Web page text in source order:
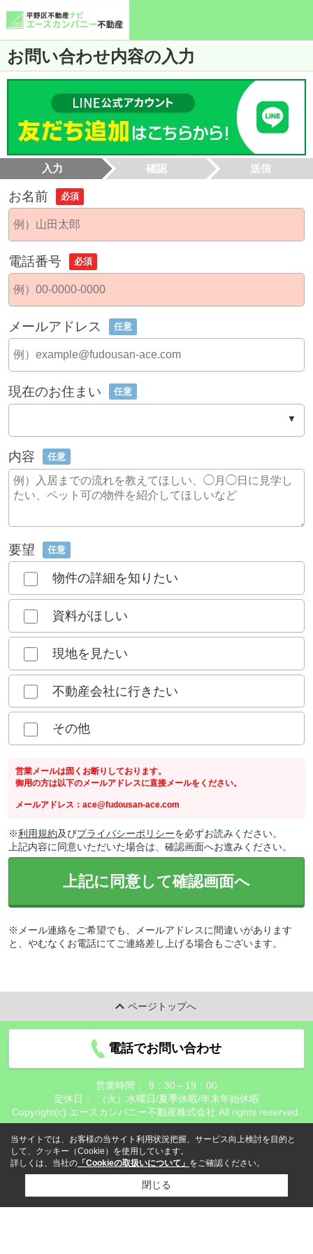
お問い合わせ内容の入力
入力 確認 送信
お名前 必須
電話番号 必須
メールアドレス 任意
現在のお住まい 任意
内容 任意
要望 任意
物件の詳細を知りたい
資料がほしい
現地を見たい
不動産会社に行きたい
その他
営業メールは固くお断りしております。
御用の方は以下のメールアドレスに直接メールをください。
メールアドレス：ace@fudousan-ace.com
※利用規約及びプライバシーポリシーを必ずお読みください。
上記内容に同意いただいた場合は、確認画面へお進みください。
上記に同意して確認画面へ
※メール連絡をご希望でも、メールアドレスに間違いがあります
と、やむなくお電話にてご連絡差し上げる場合もございます。
ページトップへ
電話でお問い合わせ
営業時間：
9：30～19：00
定休日：
（火）水曜日/夏季休暇/年末年始休暇
Copyright(c) エースカンパニー不動産株式会社 All rights reserved.
当サイトでは、お客様の当サイト利用状況把握、サービス向上検討を目的と
して、クッキー（Cookie）を使用しています。
詳しくは、当社の 「Cookieの取扱いについて」 をご確認ください。
閉じる